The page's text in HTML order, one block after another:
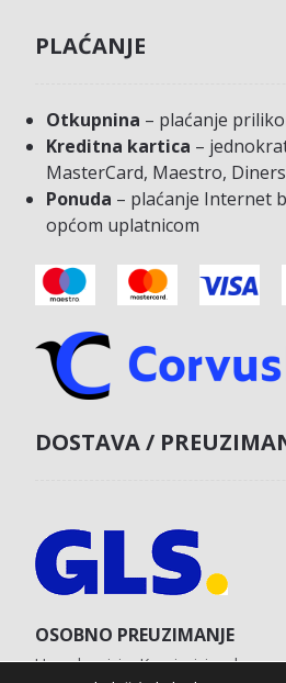
PLAĆANJE
Otkupnina – plaćanje
Kreditna kartica –
MasterCard, Maestro,
Ponuda – plaćanje Internet
općom uplatnicom
DOSTAVA /
OSOBNO PREUZIMANJE
U poslovnici u Koprivnici s